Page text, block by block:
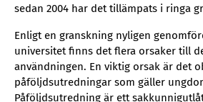
sedan 2004 har det tillämpats i ringa
Enligt en granskning nyligen
universitet finns det flera orsaker till
användningen. En viktig orsak är det
påföljdsutredningar som gäller
Påföljdsutredning är ett